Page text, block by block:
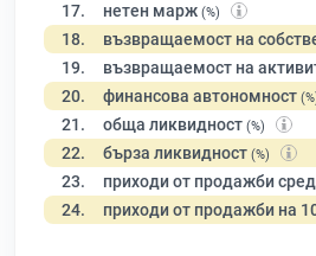
17. нетен марж (%)
18. възвращаемост на
19. възвращаемост на
20. финансова автономност
21. обща ликвидност (%)
22. бърза ликвидност (%)
23. приходи от продажби
24. приходи от продажби на